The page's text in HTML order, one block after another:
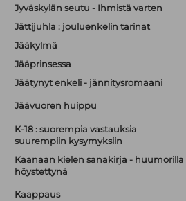
Jyväskylän seutu - Ihmistä varten
Jättijuhla : jouluenkelin tarinat
Jääkylmä
Jääprinsessa
Jäätynyt enkeli - jännitysromaani
Jäävuoren huippu
K-18 : suorempia vastauksia
suurempiin kysymyksiin
Kaanaan kielen sanakirja - huumorilla
höystettynä
Kaappaus